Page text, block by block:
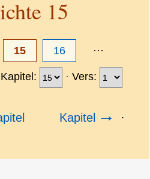
15
15 16 ···
Kapitel: Vers:
Kapitel →
·